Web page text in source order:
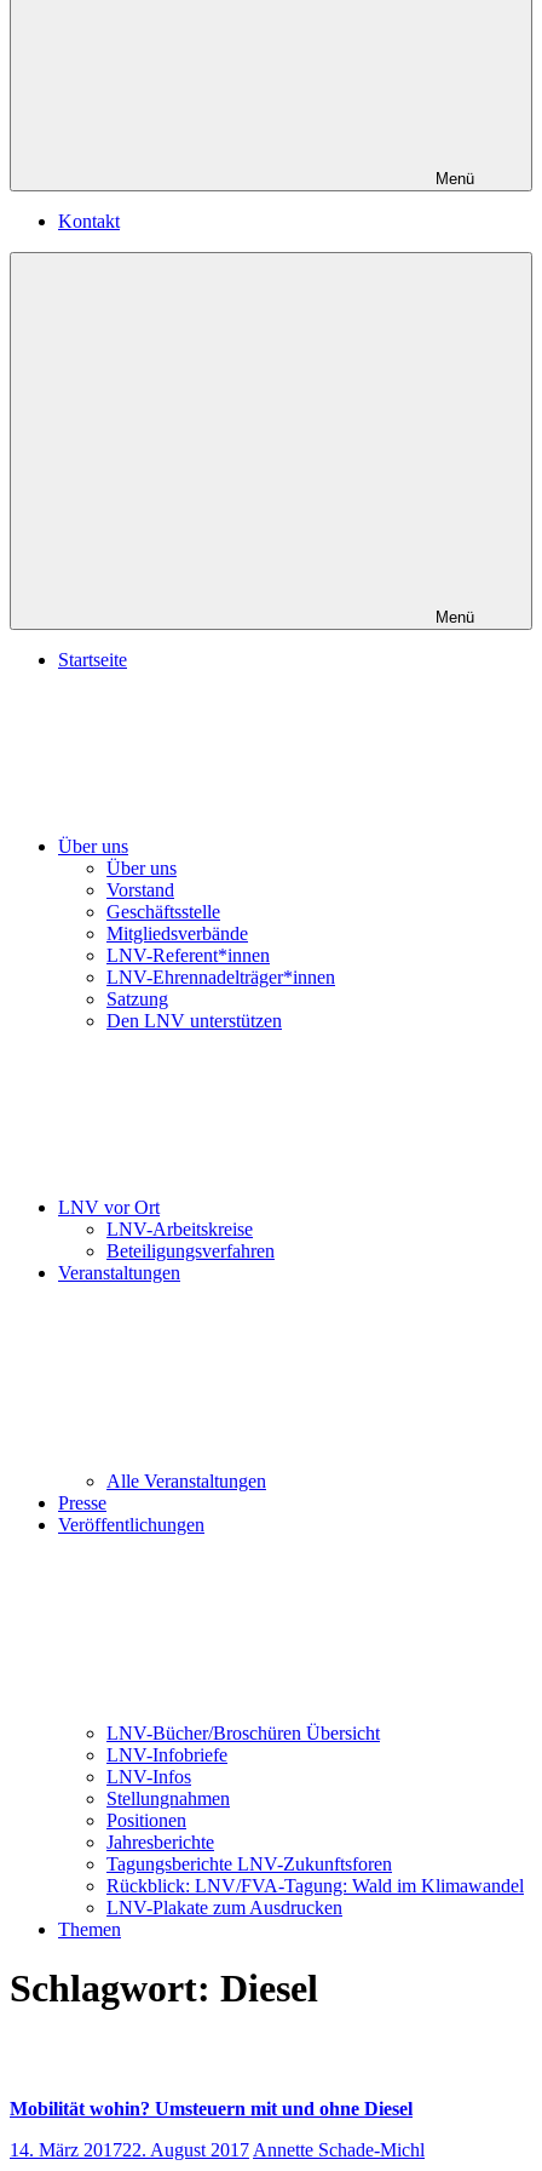
Menü
Kontakt
Menü
Startseite
Über uns
Über uns
Vorstand
Geschäftsstelle
Mitgliedsverbände
LNV-Referent*innen
LNV-Ehrennadelträger*innen
Satzung
Den LNV unterstützen
LNV vor Ort
LNV-Arbeitskreise
Beteiligungsverfahren
Veranstaltungen
Alle Veranstaltungen
Presse
Veröffentlichungen
LNV-Bücher/Broschüren Übersicht
LNV-Infobriefe
LNV-Infos
Stellungnahmen
Positionen
Jahresberichte
Tagungsberichte LNV-Zukunftsforen
Rückblick: LNV/FVA-Tagung: Wald im Klimawandel
LNV-Plakate zum Ausdrucken
Themen
Schlagwort: Diesel
Mobilität wohin? Umsteuern mit und ohne Diesel
14. März 201722. August 2017 Annette Schade-Michl